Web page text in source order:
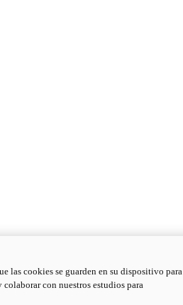
las cookies se guarden en su dispositivo para
con nuestros estudios para